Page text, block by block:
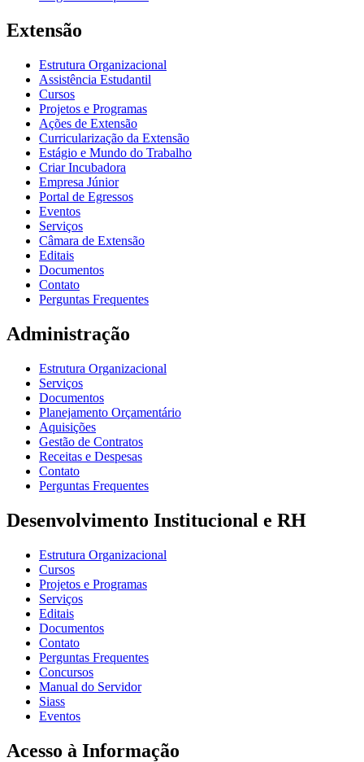
Extensão
Estrutura Organizacional
Assistência Estudantil
Cursos
Projetos e Programas
Ações de Extensão
Curricularização da Extensão
Estágio e Mundo do Trabalho
Criar Incubadora
Empresa Júnior
Portal de Egressos
Eventos
Serviços
Câmara de Extensão
Editais
Documentos
Contato
Perguntas Frequentes
Administração
Estrutura Organizacional
Serviços
Documentos
Planejamento Orçamentário
Aquisições
Gestão de Contratos
Receitas e Despesas
Contato
Perguntas Frequentes
Desenvolvimento Institucional e RH
Estrutura Organizacional
Cursos
Projetos e Programas
Serviços
Editais
Documentos
Contato
Perguntas Frequentes
Concursos
Manual do Servidor
Siass
Eventos
Acesso à Informação